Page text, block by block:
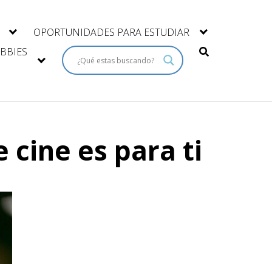
OPORTUNIDADES PARA ESTUDIAR
cine es para ti